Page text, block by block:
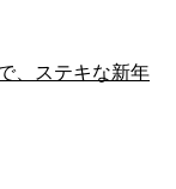
、ステキな新年